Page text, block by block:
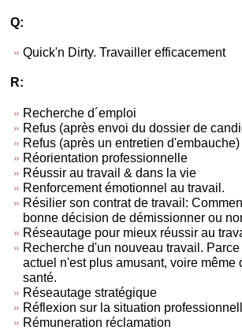
Q:
Quick'n Dirty. Travailler efficacement
R:
Recherche d´emploi
Refus (après envoi du dossier de
Refus (après un entretien d'embauche)
Réorientation professionnelle
Réussir au travail & dans la vie
Renforcement émotionnel au travail.
Résilier son contrat de travail:
bonne décision de démissionner ou
Réseautage pour mieux réussir au
Recherche d'un nouveau travail. Parce
actuel n'est plus amusant, voire même
santé.
Réseautage stratégique
Réflexion sur la situation
Rémuneration réclamation